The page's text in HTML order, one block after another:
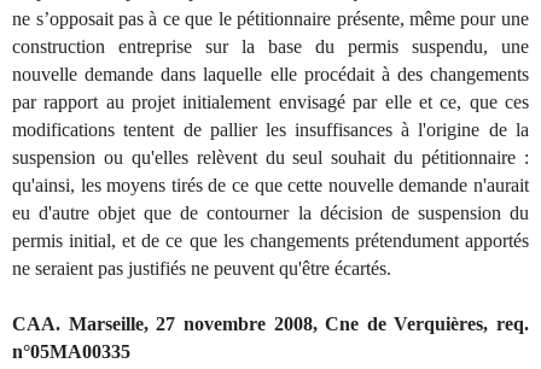
ne s’opposait pas à ce que le pétitionnaire présente, même pour une
construction entreprise sur la base du permis suspendu, une
nouvelle demande dans laquelle elle procédait à des changements
par rapport au projet initialement envisagé par elle et ce, que ces
modifications tentent de pallier les insuffisances à l'origine de la
suspension ou qu'elles relèvent du seul souhait du pétitionnaire :
qu'ainsi, les moyens tirés de ce que cette nouvelle demande n'aurait
eu d'autre objet que de contourner la décision de suspension du
permis initial, et de ce que les changements prétendument apportés
ne seraient pas justifiés ne peuvent qu'être écartés.
CAA. Marseille, 27 novembre 2008, Cne de Verquières, req.
n°05MA00335